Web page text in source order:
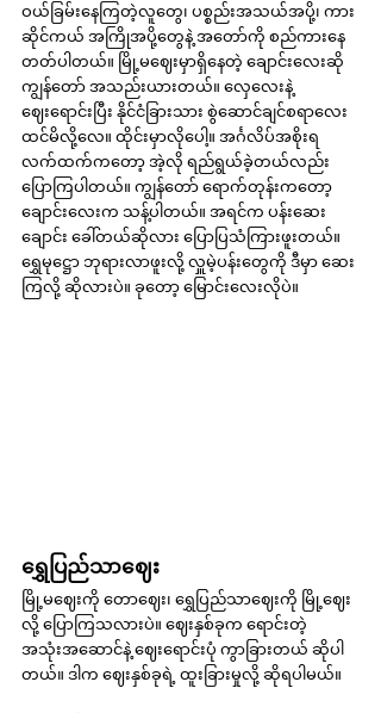
ဝယ်ခြမ်းနေကြတဲ့လူတွေ၊ ပစ္စည်းအသယ်အပို့၊ ကား
ဆိုင်ကယ် အကြိုအပို့တွေနဲ့ အတော်ကို စည်ကားနေ
တတ်ပါတယ်။ မြို့မဈေးမှာရှိနေတဲ့ ချောင်းလေးဆို
ကျွန်တော် အသည်းယားတယ်။ လှေလေးနဲ့
ဈေးရောင်းပြီး နိုင်ငံခြားသား စွဲဆောင်ချင်စရာလေး
ထင်မိလို့လေ။ ထိုင်းမှာလိုပေါ့။ အင်္ဂလိပ်အစိုးရ
လက်ထက်ကတော့ အဲ့လို ရည်ရွယ်ခဲ့တယ်လည်း
ပြောကြပါတယ်။ ကျွန်တော် ရောက်တုန်းကတော့
ချောင်းလေးက သန့်ပါတယ်။ အရင်က ပန်းဆေး
ချောင်း ခေါ်တယ်ဆိုလား ပြောပြသံကြားဖူးတယ်။
ရွှေမုဋ္ဌော ဘုရားလာဖူးလို့ လှူမဲ့ပန်းတွေကို ဒီမှာ ဆေး
ကြလို့ ဆိုလားပဲ။ ခုတော့ မြောင်းလေးလိုပဲ။
ရွှေပြည်သာဈေး
မြို့မဈေးကို တောဈေး၊ ရွှေပြည်သာဈေးကို မြို့ဈေး
လို့ ပြောကြသလားပဲ။ ဈေးနှစ်ခုက ရောင်းတဲ့
အသုံးအဆောင်နဲ့ ဈေးရောင်းပုံ ကွာခြားတယ် ဆိုပါ
တယ်။ ဒါက ဈေးနှစ်ခုရဲ့ ထူးခြားမှုလို့ ဆိုရပါမယ်။